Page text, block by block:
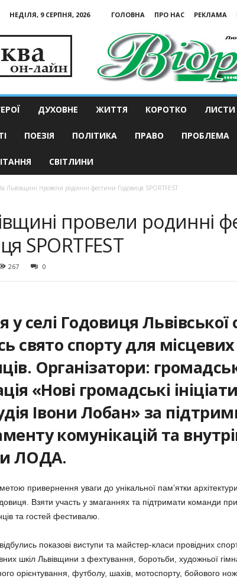
НЕДІЛЯ, 9 СЕРПНЯ, 2026 ГОЛОВНА ПРО НАС РЕКЛАМА
ДУХОВНЕ ЖИТТЯ КОРОТКО ЛИСТИ
ПОЕЗІЯ ПОЛІТИКА ПРАВО ПРОБЛЕМА
СВІТЛИНИ
Львівщині провели родинні фестини Годовиця SPORTFEST
провели родинні
SPORTFEST
267 0
у селі Годовиця Львівської
свято спорту для місцевих
Організатори:
«Нові громадські
Івони Лобан» за
комунікацій та
ЛОДА.
привернення уваги до унікальної пам’ятки
Взяти участь у змаганнях та підтримати команди
та гостей фестивалю.
показові виступи та майстер-класи провідних
шкіл Львівщини з фехтування, боротьби, художньої
орієнтування, футболу, шахів, мотоспорту, бойового